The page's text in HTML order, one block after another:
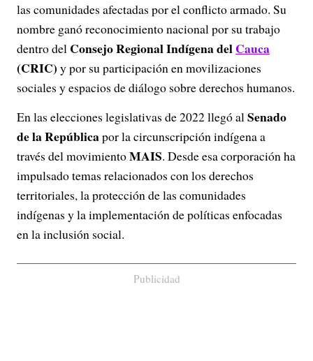
las comunidades afectadas por el conflicto armado. Su
nombre ganó reconocimiento nacional por su trabajo
dentro del Consejo Regional Indígena delCauca
(CRIC) y por su participación en movilizaciones
sociales y espacios de diálogo sobre derechos humanos.
En las elecciones legislativas de 2022 llegó alSenado
de la Repúblicapor la circunscripción indígena a
través del movimientoMAIS. Desde esa corporación ha
impulsado temas relacionados con los derechos
territoriales, la protección de las comunidades
indígenas y la implementación de políticas enfocadas
en la inclusión social.
Publicidad